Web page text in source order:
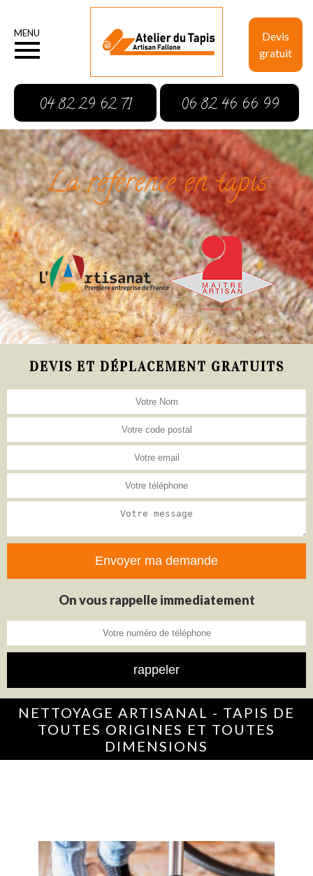
Devis
gratuit
MENU
04 82 29 62 71 06 82 46 66 99
La référence en tapis
DEVIS ET DÉPLACEMENT GRATUITS
On vous rappelle immediatement
NETTOYAGE ARTISANAL - TAPIS DE
TOUTES ORIGINES ET TOUTES
DIMENSIONS